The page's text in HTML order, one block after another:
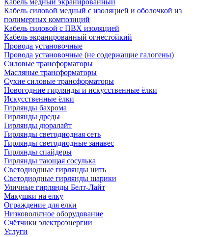
Кабель медный экранированный
Кабель силовой медный с изоляцией и оболочкой из
полимерных композиций
Кабель силовой с ПВХ изоляцией
Кабель экранированный огнестойкий
Провода установочные
Провода установочные (не содержащие галогены)
Силовые трансформаторы
Масляные трансформаторы
Сухие силовые трансформаторы
Новогодние гирлянды и искусственные ёлки
Искусственные ёлки
Гирлянды бахрома
Гирлянды дреды
Гирлянды дюралайт
Гирлянды светодиодная сеть
Гирлянды светодиодные занавес
Гирлянды спайдеры
Гирлянды тающая сосулька
Светодиодные гирлянды нить
Светодиодные гирлянды шарики
Уличные гирлянды Белт-Лайт
Макушки на елку
Ограждение для елки
Низковольтное оборудование
Счётчики электроэнергии
Услуги